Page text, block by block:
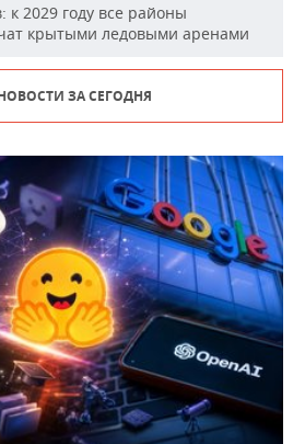
2029 году все районы
крытыми ледовыми аренами
ЗА СЕГОДНЯ